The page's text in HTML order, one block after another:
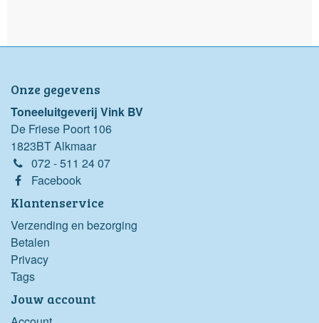
Onze gegevens
Toneeluitgeverij Vink BV
De Friese Poort 106
1823BT Alkmaar
072 - 511 24 07
Facebook
Klantenservice
Verzending en bezorging
Betalen
Privacy
Tags
Jouw account